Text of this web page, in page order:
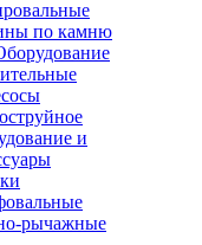
по камню
и
рычажные